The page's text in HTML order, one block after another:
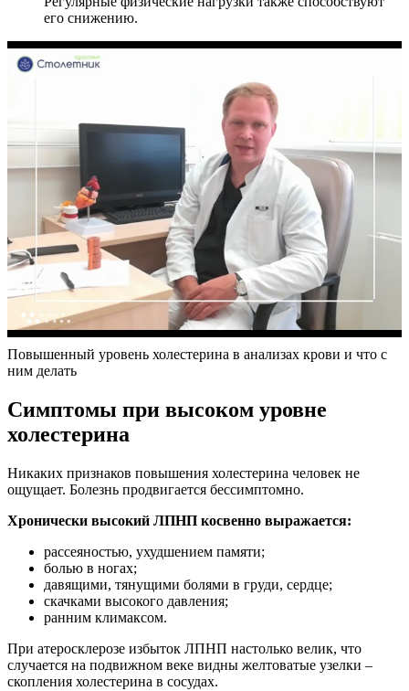
его снижению.
Повышенный уровень холестерина в анализах крови и что с
ним делать
Симптомы при высоком уровне
холестерина
Никаких признаков повышения холестерина человек не
ощущает. Болезнь продвигается бессимптомно.
Хронически высокий ЛПНП косвенно выражается:
рассеяностью, ухудшением памяти;
болью в ногах;
давящими, тянущими болями в груди, сердце;
скачками высокого давления;
ранним климаксом.
При атеросклерозе избыток ЛПНП настолько велик, что
случается на подвижном веке видны желтоватые узелки –
скопления холестерина в сосудах.